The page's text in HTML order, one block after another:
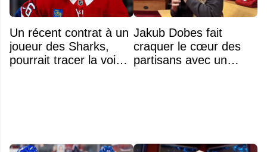
Un récent contrat à un
joueur des Sharks,
pourrait tracer la voie à
Jakub Dobes fait
craquer le cœur des
partisans avec un